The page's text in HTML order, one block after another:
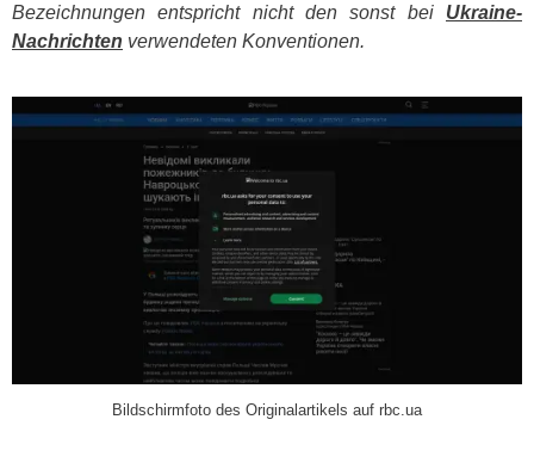
Bezeichnungen entspricht nicht den sonst bei Ukraine-
Nachrichten verwendeten Konventionen.
Bildschirmfoto des Originalartikels auf rbc.ua